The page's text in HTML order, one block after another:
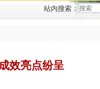
站内搜索：
效亮点纷呈